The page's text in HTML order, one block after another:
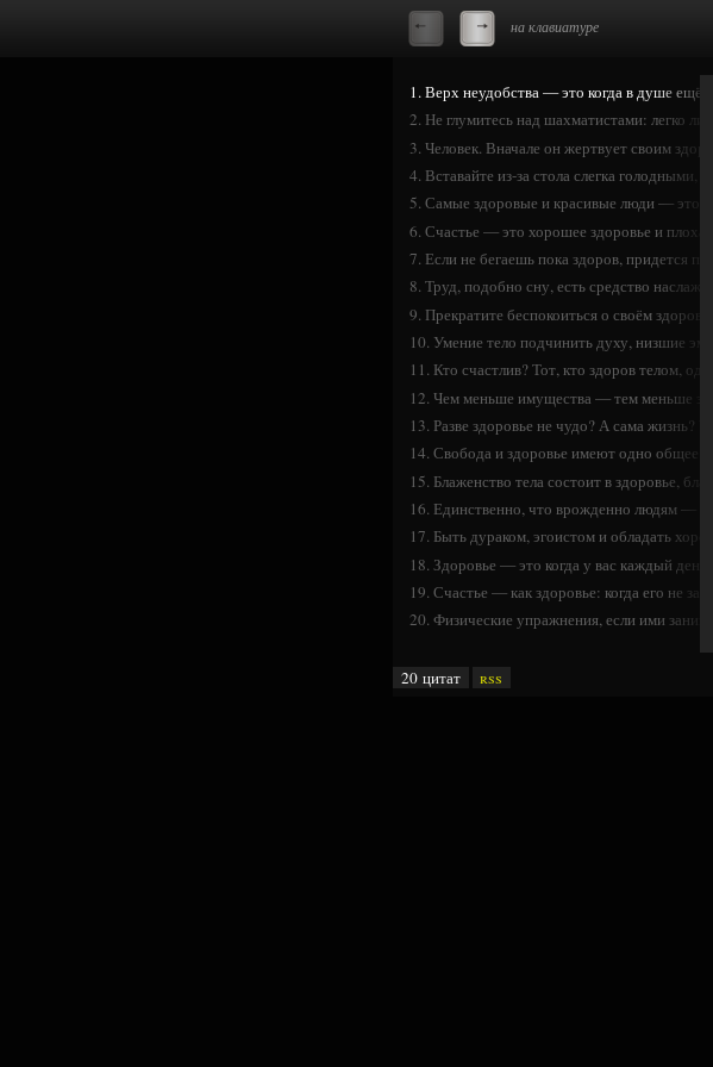
на клавиатуре
1. Верх неудобства — это когда в душе ещё
2. Не глумитесь над шахматистами: легко ли
3. Человек. Вначале он жертвует своим
4. Вставайте из-за стола слегка голодными,
5. Самые здоровые и красивые люди — это
6. Счастье — это хорошее здоровье и
7. Если не бегаешь пока здоров, придется
8. Труд, подобно сну, есть средство
9. Прекратите беспокоиться о своём
10. Умение тело подчинить духу, низшие
11. Кто счастлив? Тот, кто здоров телом,
12. Чем меньше имущества — тем меньше
13. Разве здоровье не чудо? А сама жизнь?
14. Свобода и здоровье имеют одно общее:
15. Блаженство тела состоит в здоровье,
16. Единственно, что врожденно людям —
17. Быть дураком, эгоистом и обладать
18. Здоровье — это когда у вас каждый день
19. Счастье — как здоровье: когда его не
20. Физические упражнения, если ими
20 цитат rss